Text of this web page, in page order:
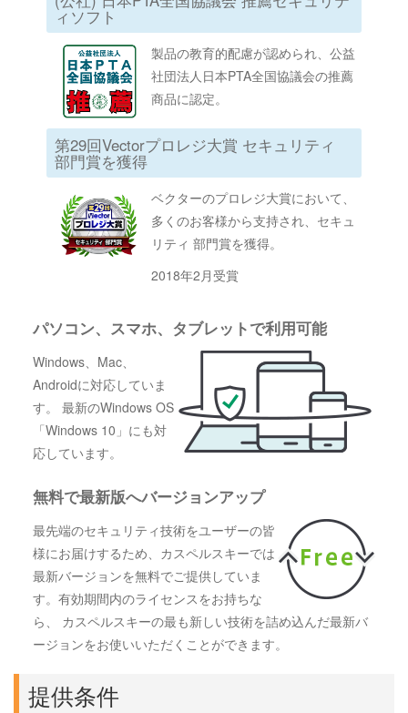
ィソフト
製品の教育的配慮が認められ、公益
社団法人日本PTA全国協議会の推薦
商品に認定。
第29回Vectorプロレジ大賞 セキュリティ
部門賞を獲得
ベクターのプロレジ大賞において、
多くのお客様から支持され、セキュ
リティ 部門賞を獲得。
2018年2月受賞
パソコン、スマホ、タブレットで利用可能
Windows、Mac、
Androidに対応していま
す。 最新のWindows OS
「Windows 10」にも対
応しています。
無料で最新版へバージョンアップ
最先端のセキュリティ技術をユーザーの皆
様にお届けするため、カスペルスキーでは
最新バージョンを無料でご提供していま
す。有効期間内のライセンスをお持ちな
ら、 カスペルスキーの最も新しい技術を詰め込んだ最新バ
ージョンをお使いいただくことができます。
提供条件